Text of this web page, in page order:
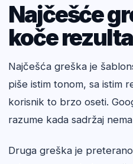
Najčešće
koče
Najčešća greška je
piše istim tonom, sa istim
korisnik to brzo oseti.
razume kada sadržaj
Druga greška je